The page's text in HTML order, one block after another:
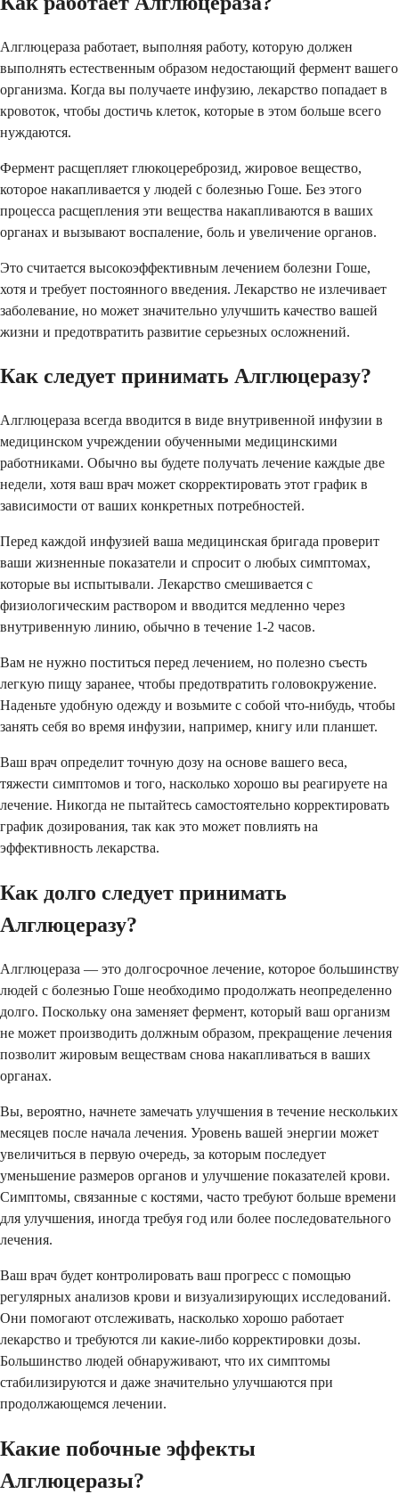
Алглюцераза работает, выполняя работу, которую должен
выполнять естественным образом недостающий фермент вашего
организма. Когда вы получаете инфузию, лекарство попадает в
кровоток, чтобы достичь клеток, которые в этом больше всего
нуждаются.
Фермент расщепляет глюкоцереброзид, жировое вещество,
которое накапливается у людей с болезнью Гоше. Без этого
процесса расщепления эти вещества накапливаются в ваших
органах и вызывают воспаление, боль и увеличение органов.
Это считается высокоэффективным лечением болезни Гоше,
хотя и требует постоянного введения. Лекарство не излечивает
заболевание, но может значительно улучшить качество вашей
жизни и предотвратить развитие серьезных осложнений.
Как следует принимать Алглюцеразу?
Алглюцераза всегда вводится в виде внутривенной инфузии в
медицинском учреждении обученными медицинскими
работниками. Обычно вы будете получать лечение каждые две
недели, хотя ваш врач может скорректировать этот график в
зависимости от ваших конкретных потребностей.
Перед каждой инфузией ваша медицинская бригада проверит
ваши жизненные показатели и спросит о любых симптомах,
которые вы испытывали. Лекарство смешивается с
физиологическим раствором и вводится медленно через
внутривенную линию, обычно в течение 1-2 часов.
Вам не нужно поститься перед лечением, но полезно съесть
легкую пищу заранее, чтобы предотвратить головокружение.
Наденьте удобную одежду и возьмите с собой что-нибудь, чтобы
занять себя во время инфузии, например, книгу или планшет.
Ваш врач определит точную дозу на основе вашего веса,
тяжести симптомов и того, насколько хорошо вы реагируете на
лечение. Никогда не пытайтесь самостоятельно корректировать
график дозирования, так как это может повлиять на
эффективность лекарства.
Как долго следует принимать
Алглюцеразу?
Алглюцераза — это долгосрочное лечение, которое большинству
людей с болезнью Гоше необходимо продолжать неопределенно
долго. Поскольку она заменяет фермент, который ваш организм
не может производить должным образом, прекращение лечения
позволит жировым веществам снова накапливаться в ваших
органах.
Вы, вероятно, начнете замечать улучшения в течение нескольких
месяцев после начала лечения. Уровень вашей энергии может
увеличиться в первую очередь, за которым последует
уменьшение размеров органов и улучшение показателей крови.
Симптомы, связанные с костями, часто требуют больше времени
для улучшения, иногда требуя год или более последовательного
лечения.
Ваш врач будет контролировать ваш прогресс с помощью
регулярных анализов крови и визуализирующих исследований.
Они помогают отслеживать, насколько хорошо работает
лекарство и требуются ли какие-либо корректировки дозы.
Большинство людей обнаруживают, что их симптомы
стабилизируются и даже значительно улучшаются при
продолжающемся лечении.
Какие побочные эффекты
Алглюцеразы?